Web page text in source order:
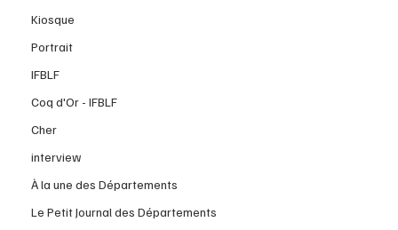
Kiosque
Portrait
IFBLF
Coq d'Or - IFBLF
Cher
interview
À la une des Départements
Le Petit Journal des Départements